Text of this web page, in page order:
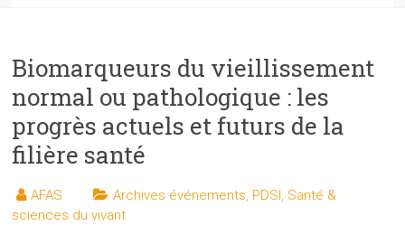
les
sciences
et
les
techniques
du
public
Biomarqueurs du vieillissement
normal ou pathologique : les
progrès actuels et futurs de la
filière santé
AFAS Archives événements PDSI Santé &
sciences du vivant